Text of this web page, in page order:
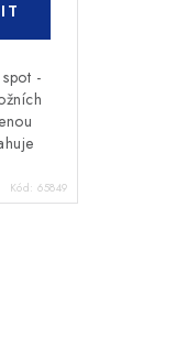
-
Kód: 65849